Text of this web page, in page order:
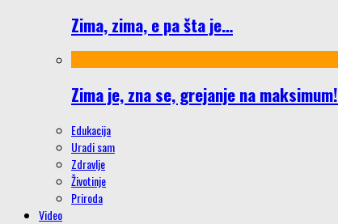
Zima, zima, e pa šta je…
Zima je, zna se, grejanje na maksimum!
Edukacija
Uradi sam
Zdravlje
Životinje
Priroda
Video